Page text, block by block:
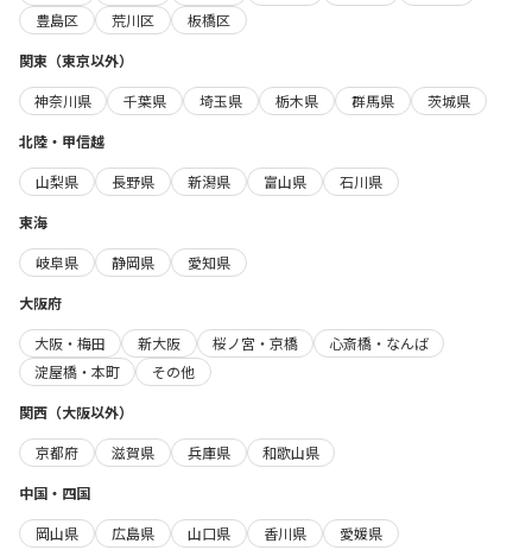
豊島区
荒川区
板橋区
関東（東京以外）
神奈川県
千葉県 埼玉県 栃木県 群馬県
茨城県
北陸・甲信越
山梨県
長野県 新潟県 富山県
石川県
東海
岐阜県
静岡県
愛知県
大阪府
大阪・梅田
新大阪 桜ノ宮・京橋
心斎橋・なんば
淀屋橋・本町
その他
関西（大阪以外）
京都府
滋賀県 兵庫県
和歌山県
中国・四国
岡山県
広島県 山口県 香川県
愛媛県